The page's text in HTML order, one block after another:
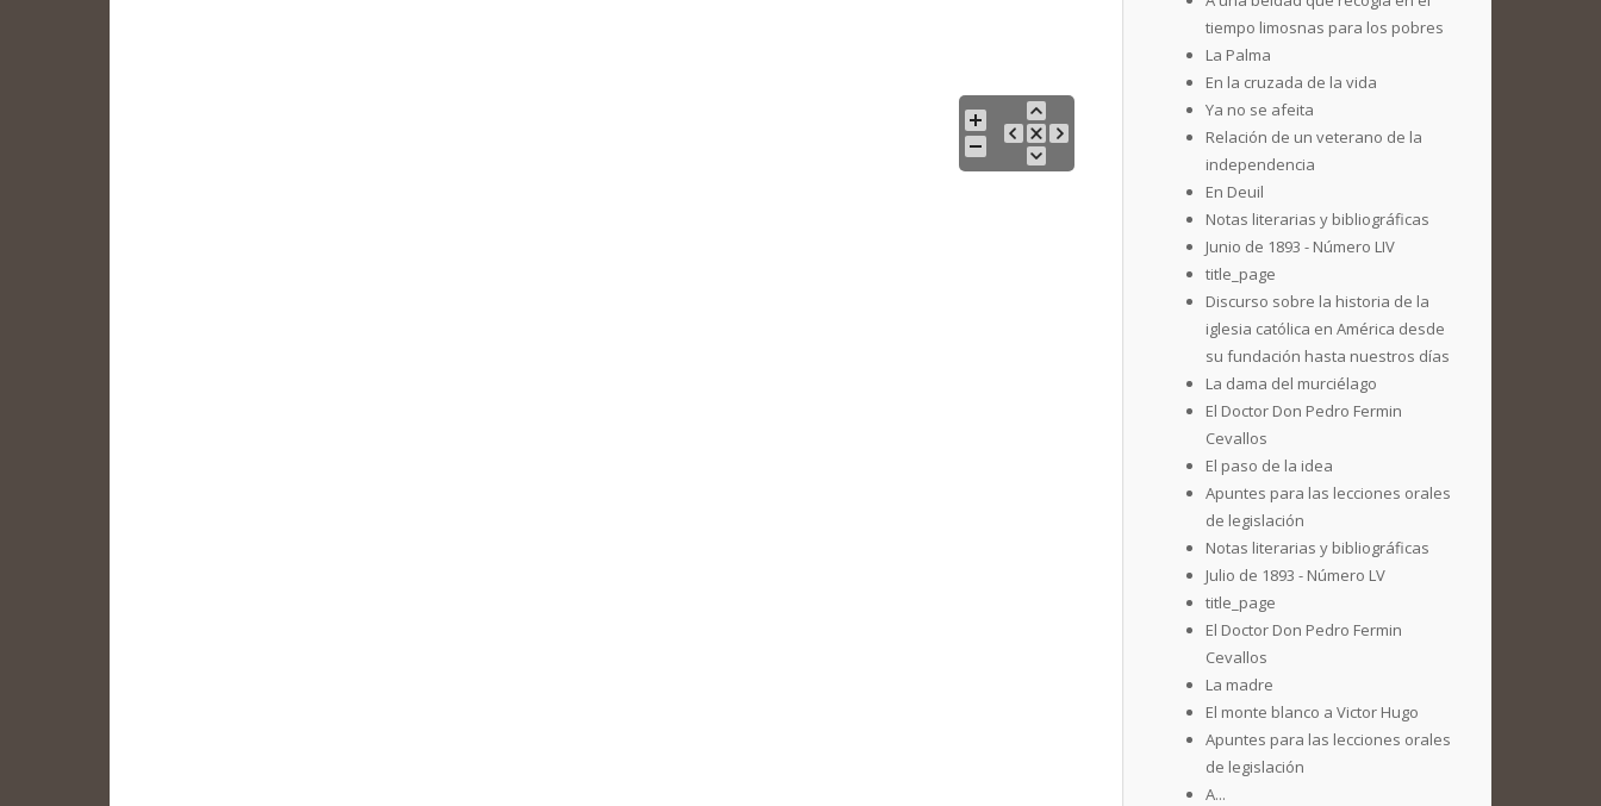
tiempo limosnas para los pobres
La Palma
En la cruzada de la vida
Ya no se afeita
Relación de un veterano de la
independencia
En Deuil
Notas literarias y bibliográficas
Junio de 1893 - Número LIV
title_page
Discurso sobre la historia de la
iglesia católica en América desde
su fundación hasta nuestros días
La dama del murciélago
El Doctor Don Pedro Fermin
Cevallos
El paso de la idea
Apuntes para las lecciones orales
de legislación
Notas literarias y bibliográficas
Julio de 1893 - Número LV
title_page
El Doctor Don Pedro Fermin
Cevallos
La madre
El monte blanco a Victor Hugo
Apuntes para las lecciones orales
de legislación
A...